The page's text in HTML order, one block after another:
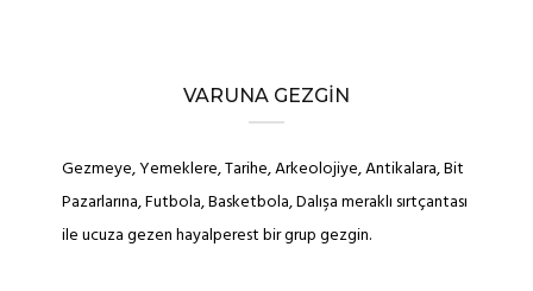
VARUNA GEZGIN
Gezmeye, Yemeklere, Tarihe, Arkeolojiye, Antikalara, Bit
Pazarlarına, Futbola, Basketbola, Dalışa meraklı sırtçantası
ile ucuza gezen hayalperest bir grup gezgin.